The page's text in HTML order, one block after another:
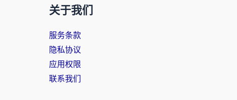
关于我们
服务条款
隐私协议
应用权限
联系我们